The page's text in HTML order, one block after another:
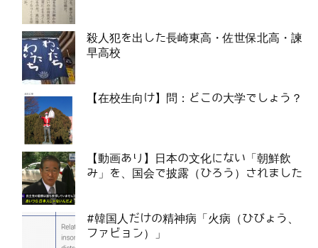
殺人犯を出した長崎東高・佐世保北高・諫
早高校
【在校生向け】問：どこの大学でしょう？
【動画あり】日本の文化にない「朝鮮飲
み」を、国会で披露（ひろう）されました
#韓国人だけの精神病「火病（ひびょう、
ファビョン）」